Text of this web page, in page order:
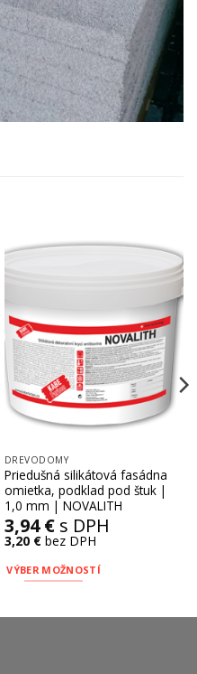
DREVODOMY
Priedušná silikátová fasádna
omietka, podklad pod štuk |
1,0 mm | NOVALITH
3,94€s DPH
3,20 €bez DPH
VÝBER MOŽNOSTÍ